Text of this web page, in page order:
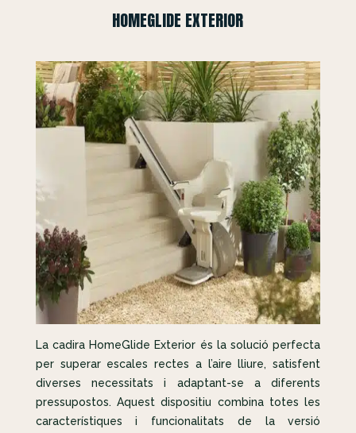
HOMEGLIDE EXTERIOR
La cadira HomeGlide Exterior és la solució perfecta
per superar escales rectes a l’aire lliure, satisfent
diverses necessitats i adaptant-se a diferents
pressupostos. Aquest dispositiu combina totes les
característiques i funcionalitats de la versió